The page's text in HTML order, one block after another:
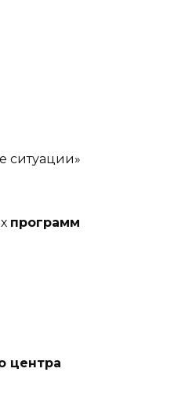
ситуации»
программ
центра